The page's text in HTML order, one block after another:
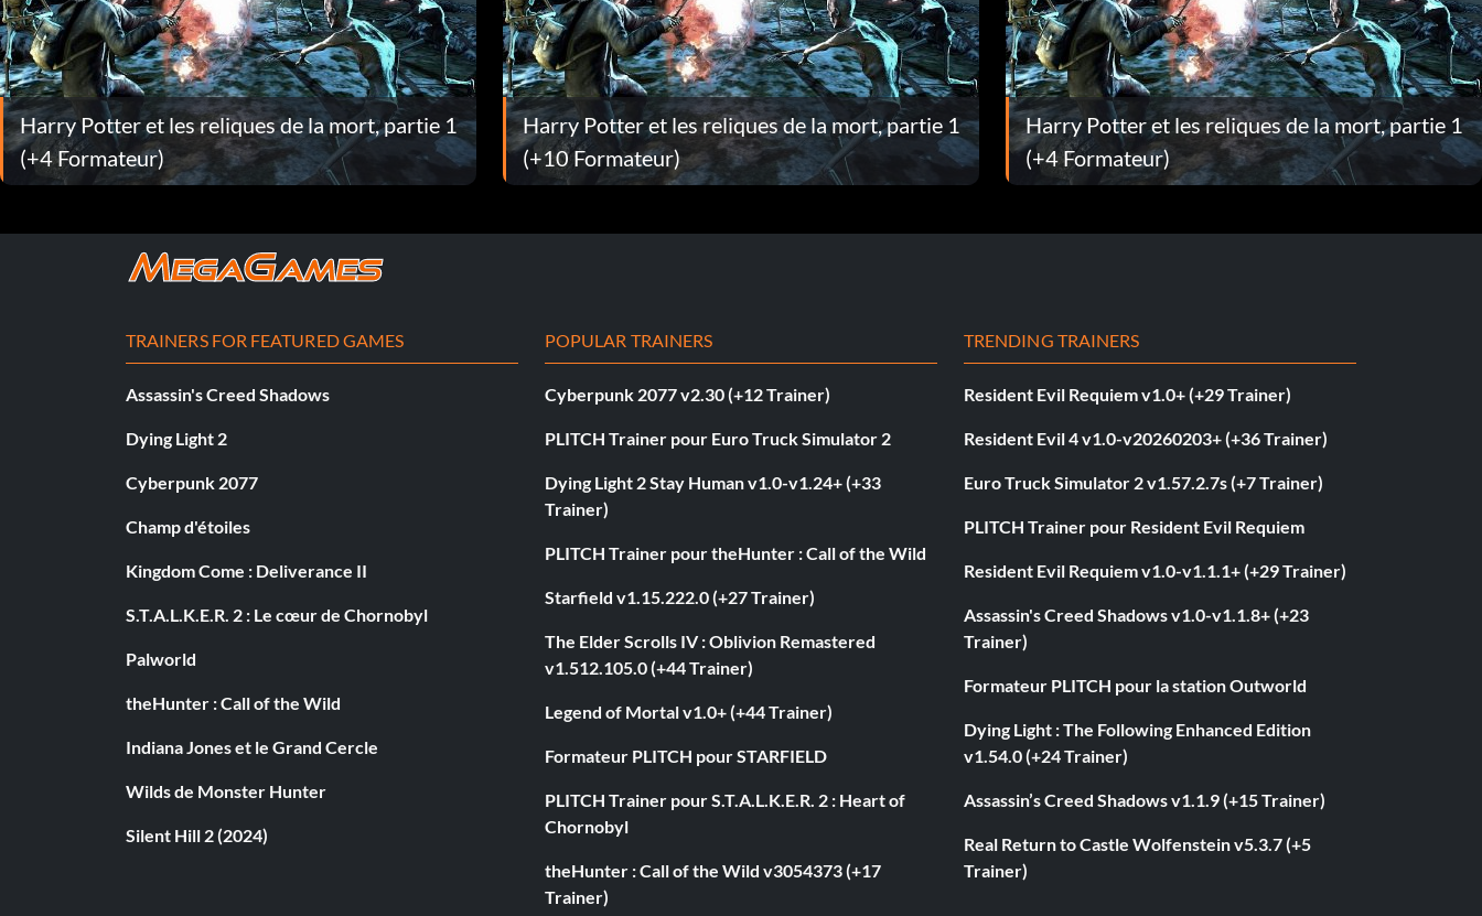
Harry Potter et les reliques de la mort, partie 1
(+4 Formateur)
Harry Potter et les reliques de la mort, partie 1
(+10 Formateur)
Harry Potter et les reliques de la mort, partie 1
(+4 Formateur)
TRAINERS FOR FEATURED GAMES
Assassin's Creed Shadows
Dying Light 2
Cyberpunk 2077
Champ d'étoiles
Kingdom Come : Deliverance II
S.T.A.L.K.E.R. 2 : Le cœur de Chornobyl
Palworld
theHunter : Call of the Wild
Indiana Jones et le Grand Cercle
Wilds de Monster Hunter
Silent Hill 2 (2024)
POPULAR TRAINERS
Cyberpunk 2077 v2.30 (+12 Trainer)
PLITCH Trainer pour Euro Truck Simulator 2
Dying Light 2 Stay Human v1.0-v1.24+ (+33
Trainer)
PLITCH Trainer pour theHunter : Call of the Wild
Starfield v1.15.222.0 (+27 Trainer)
The Elder Scrolls IV : Oblivion Remastered
v1.512.105.0 (+44 Trainer)
Legend of Mortal v1.0+ (+44 Trainer)
Formateur PLITCH pour STARFIELD
PLITCH Trainer pour S.T.A.L.K.E.R. 2 : Heart of
Chornobyl
theHunter : Call of the Wild v3054373 (+17
Trainer)
TRENDING TRAINERS
Resident Evil Requiem v1.0+ (+29 Trainer)
Resident Evil 4 v1.0-v20260203+ (+36 Trainer)
Euro Truck Simulator 2 v1.57.2.7s (+7 Trainer)
PLITCH Trainer pour Resident Evil Requiem
Resident Evil Requiem v1.0-v1.1.1+ (+29 Trainer)
Assassin's Creed Shadows v1.0-v1.1.8+ (+23
Trainer)
Formateur PLITCH pour la station Outworld
Dying Light : The Following Enhanced Edition
v1.54.0 (+24 Trainer)
Assassin’s Creed Shadows v1.1.9 (+15 Trainer)
Real Return to Castle Wolfenstein v5.3.7 (+5
Trainer)